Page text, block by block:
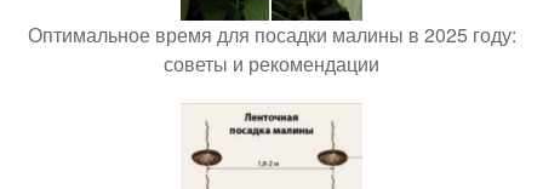
Оптимальное время для посадки малины в 2025 году:
советы и рекомендации